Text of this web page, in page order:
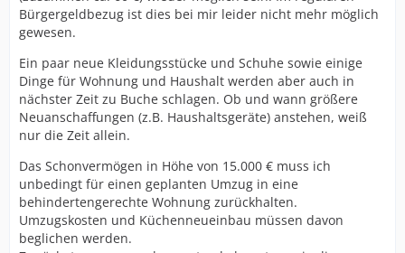
Bürgergeldbezug ist dies bei mir leider nicht mehr möglich
gewesen.
Ein paar neue Kleidungsstücke und Schuhe sowie einige
Dinge für Wohnung und Haushalt werden aber auch in
nächster Zeit zu Buche schlagen. Ob und wann größere
Neuanschaffungen (z.B. Haushaltsgeräte) anstehen, weiß
nur die Zeit allein.
Das Schonvermögen in Höhe von 15.000 € muss ich
unbedingt für einen geplanten Umzug in eine
behindertengerechte Wohnung zurückhalten.
Umzugskosten und Küchenneueinbau müssen davon
beglichen werden.